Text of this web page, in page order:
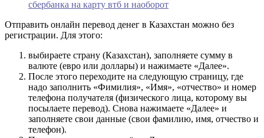
сбербанка на карту втб и наоборот
Отправить онлайн перевод денег в Казахстан можно без
регистрации. Для этого:
выбираете страну (Казахстан), заполняете сумму в
валюте (евро или доллары) и нажимаете «Далее».
После этого переходите на следующую страницу, где
надо заполнить «Фимилия», «Имя», «отчество» и номер
телефона получателя (физического лица, которому вы
посылаете перевод). Снова нажимаете «Далее» и
заполняете свои данные (свои фамилию, имя, отчество и
телефон).